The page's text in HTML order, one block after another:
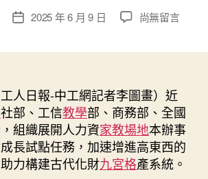
文
期
2025 年 6 月 9 日
在
市
試
點
人
力
資
尚無留言
人日報-中工網記者李圖畫）近
社部、工信教學部、商務部、全國
組織展開人力資家教場地本辦事
長試點任務，加速增進高東西的
力構建古代化財九宮格產系統。